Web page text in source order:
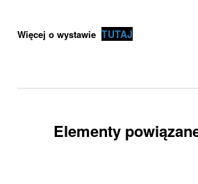
Więcej o wystawie TUTAJ
Elementy